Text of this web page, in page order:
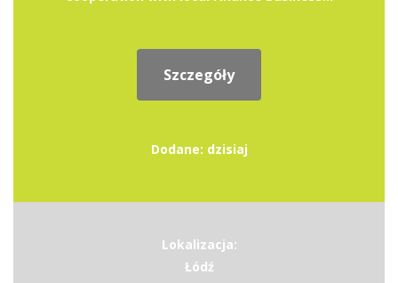
Szczegóły
Dodane: dzisiaj
Lokalizacja:
Łódź